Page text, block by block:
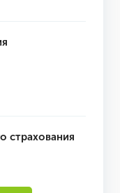
страхования